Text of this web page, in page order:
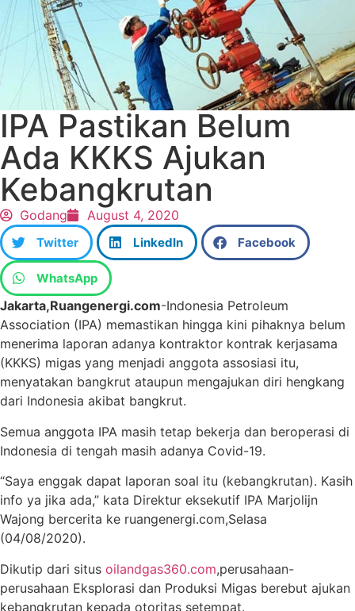
IPA Pastikan Belum
Ada KKKS Ajukan
Kebangkrutan
Godang August 4, 2020
Twitter LinkedIn Facebook
WhatsApp
Jakarta,Ruangenergi.com-Indonesia Petroleum
Association (IPA) memastikan hingga kini pihaknya belum
menerima laporan adanya kontraktor kontrak kerjasama
(KKKS) migas yang menjadi anggota assosiasi itu,
menyatakan bangkrut ataupun mengajukan diri hengkang
dari Indonesia akibat bangkrut.
Semua anggota IPA masih tetap bekerja dan beroperasi di
Indonesia di tengah masih adanya Covid-19.
“Saya enggak dapat laporan soal itu (kebangkrutan). Kasih
info ya jika ada,” kata Direktur eksekutif IPA Marjolijn
Wajong bercerita ke ruangenergi.com,Selasa
(04/08/2020).
Dikutip dari situs oilandgas360.com,perusahaan-
perusahaan Eksplorasi dan Produksi Migas berebut ajukan
kebangkrutan kepada otoritas setempat.